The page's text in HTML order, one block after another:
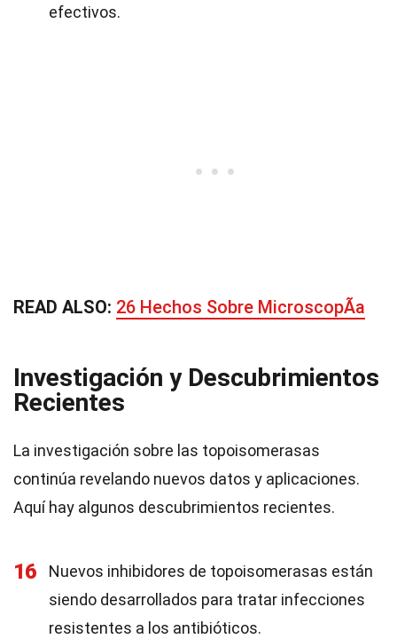
efectivos.
READ ALSO: 26 Hechos Sobre MicroscopÃ­a
Investigación y Descubrimientos
Recientes
La investigación sobre las topoisomerasas
continúa revelando nuevos datos y aplicaciones.
Aquí hay algunos descubrimientos recientes.
16
Nuevos inhibidores de topoisomerasas están
siendo desarrollados para tratar infecciones
resistentes a los antibióticos.